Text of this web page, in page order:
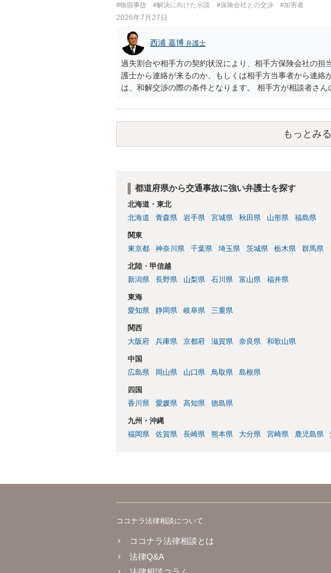
#物損事故 #解決に向けた示談 #保険会社との交渉 #加害者
2026年7月27日
西浦 嘉博 弁護士
過失割合や相手方の契約状況により、相手方保険会社の担
護士から連絡が来るのか、もしくは相手方当事者から連絡
は、和解交渉の際の条件となります。 相手方が相談者さ
に、交渉の方向性につき、最寄りの法律事務所で相談だけ
もっとみる
都道府県から交通事故に強い弁護士を探す
北海道・東北
北海道
青森県 岩手県 宮城県 秋田県 山形県 福島県
関東
東京都
神奈川県 千葉県 埼玉県 茨城県 栃木県 群馬県
北陸・甲信越
新潟県
長野県 山梨県 石川県 富山県 福井県
東海
愛知県
静岡県 岐阜県 三重県
関西
大阪府
兵庫県 京都府 滋賀県 奈良県 和歌山県
中国
広島県
岡山県 山口県 鳥取県 島根県
四国
香川県
愛媛県 高知県 徳島県
九州・沖縄
福岡県
佐賀県 長崎県 熊本県 大分県 宮崎県 鹿児島県
ココナラ法律相談について
ココナラ法律相談とは
法律Q&A